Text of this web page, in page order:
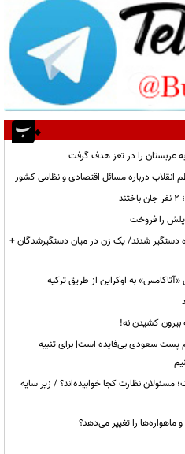
عربستان را در تعز هدف گرفت
انقلاب درباره مسائل اقتصادی و نظامی کشور
را فروخت
دستگیر شدند/ یک زن در میان دستگیرشدگان +
به اوکراین از طریق ترکیه
بیرون کشیدن نه!
پست سعودی بی‌فایده است| برای تنبیه
نظارت کجا خوابیده‌اند؟ / زیر سایه
را تغییر می‌دهد؟